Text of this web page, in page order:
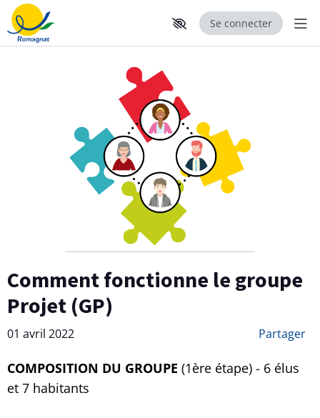
Se connecter
Comment fonctionne le groupe
Projet (GP)
01 avril 2022 Partager
COMPOSITION DU GROUPE (1ère étape) - 6 élus
et 7 habitants